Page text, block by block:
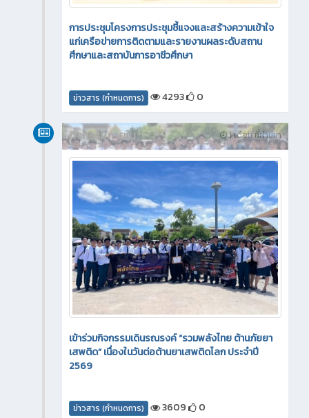
การประชุมโครงการประชุมชี้แจงและสร้างความเข้าใจ
แก่เครือข่ายการติดตามและรายงานผลระดับสถาน
ศึกษาและสถาบันการอาชีวศึกษา
ข่าวสาร (กำหนดการ) 4293 0
1 เดือน ที่ผ่านมา
กิจกรรมภายใน
เข้าร่วมกิจกรรมเดินรณรงค์ “รวมพลังไทย ต้านภัยยา
เสพติด” เนื่องในวันต่อต้านยาเสพติดโลก ประจำปี
2569
ข่าวสาร (กำหนดการ) 3609 0